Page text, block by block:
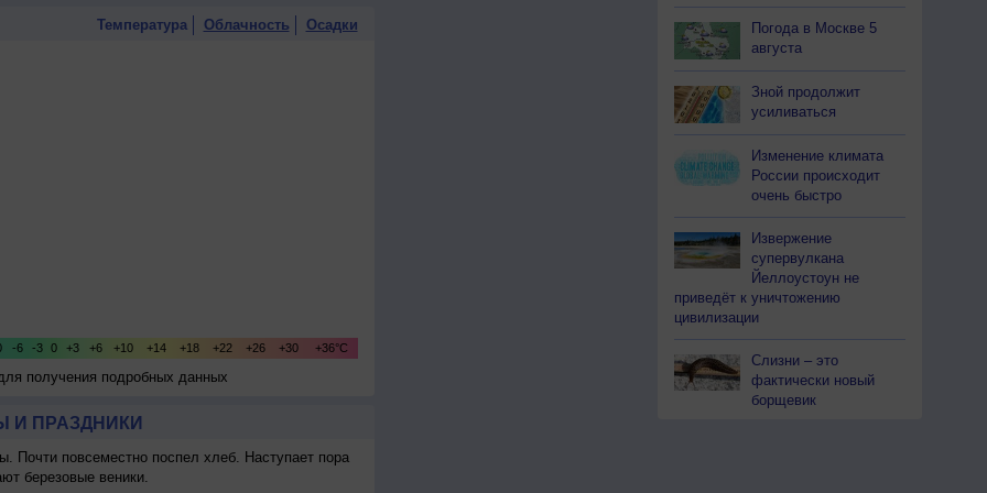
Температура Облачность Осадки
получения подробных данных
И ПРАЗДНИКИ
Почти повсеместно поспел хлеб. Наступает пора
березовые веники.
Погода в Москве 5
августа
Зной продолжит
усиливаться
Изменение климата
России происходит
очень быстро
Извержение
супервулкана
Йеллоустоун не
приведёт к уничтожению
цивилизации
Слизни – это
фактически новый
борщевик